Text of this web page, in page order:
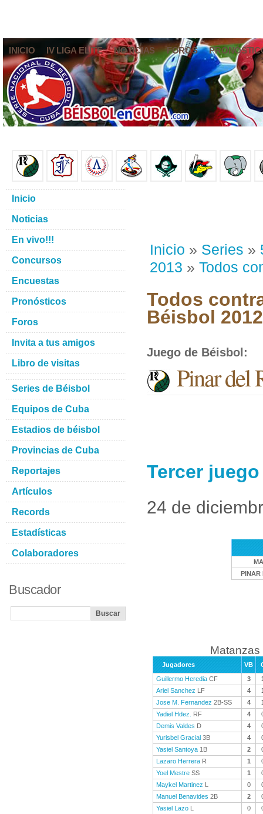
INICIO IV LIGA ELITE NOTICIAS FOROS
Inicio » Series »
2013 » Todos
Todos
Béisbol
Juego de Béisbol :
Pinar del
Tercer
24 de
PINAR
Matanzas
Jugadores VB
Guillermo Heredia CF 3
Ariel Sanchez LF 4
Jose M. Fernandez 2B-SS 4
Yadiel Hdez.
RF 4
Demis Valdes D 4
Yurisbel Gracial 3B 4
Yasiel Santoya 1B 2
Lazaro Herrera R 1
Yoel Mestre SS 1
Maykel Martinez L 0
Manuel Benavides 2B 2
Yasiel Lazo L 0
Inicio
Noticias
En vivo!!!
Concursos
Encuestas
Pronósticos
Foros
Invita a tus amigos
Libro de visitas
Series de Béisbol
Equipos de Cuba
Estadios de béisbol
Provincias de Cuba
Reportajes
Artículos
Records
Estadísticas
Colaboradores
Buscador